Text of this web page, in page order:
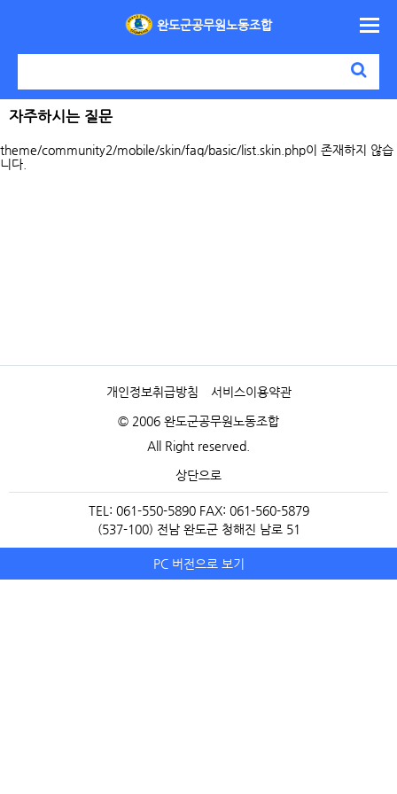
완도군공무원노동조합
자주하시는 질문
theme/community2/mobile/skin/faq/basic/list.skin.php이 존재하지 않습
니다.
개인정보취급방침 서비스이용약관
© 2006 완도군공무원노동조합
All Right reserved.
상단으로
TEL: 061-550-5890 FAX: 061-560-5879
(537-100) 전남 완도군 청해진 남로 51
PC 버전으로 보기